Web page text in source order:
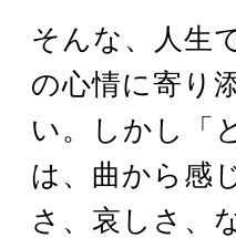
そんな、人生
の心情に寄り
い。しかし「
は、曲から感
さ、哀しさ、